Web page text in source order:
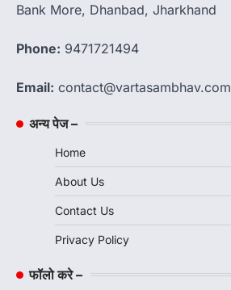
Bank More, Dhanbad, Jharkhand
Phone: 9471721494
Email: contact@vartasambhav.com
अन्य पेज –
Home
About Us
Contact Us
Privacy Policy
फॉलो करे –